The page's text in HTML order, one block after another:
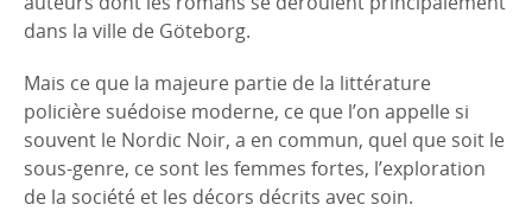
dans la ville de Göteborg.
Mais ce que la majeure partie de la littérature
policière suédoise moderne, ce que l’on appelle si
souvent le Nordic Noir, a en commun, quel que soit le
sous-genre, ce sont les femmes fortes, l’exploration
de la société et les décors décrits avec soin.